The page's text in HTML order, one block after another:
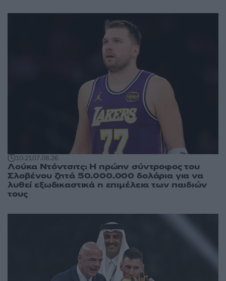
10:2107.08.26
Λούκα Ντόντσιτς: Η πρώην σύντροφος του
Σλοβένου ζητά 50.000.000 δολάρια για να
λυθεί εξωδικαστικά η επιμέλεια των παιδιών
τους